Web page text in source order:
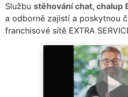
Službu stěhování chat, chalup
a odborně zajistí a poskytnou
franchisové sítě EXTRA